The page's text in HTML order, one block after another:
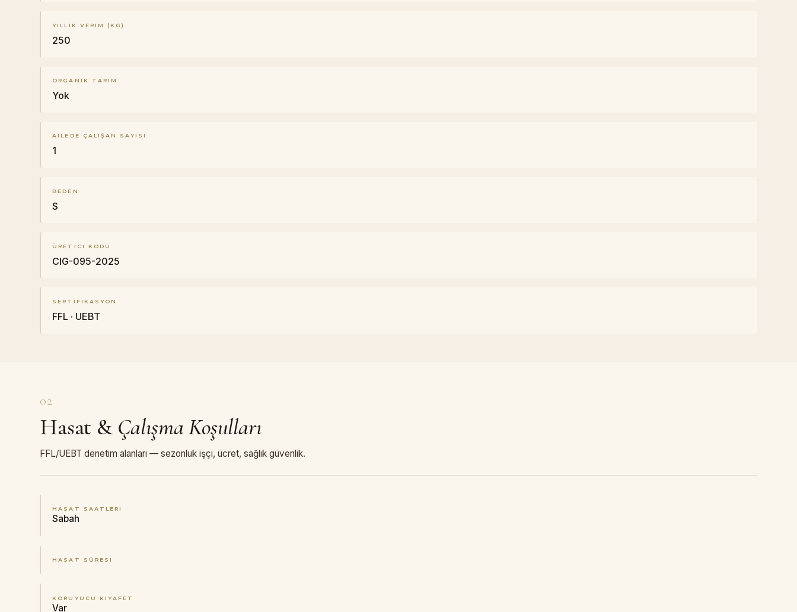
YILLIK VERIM (KG)
250
ORGANIK TARIM
Yok
AILEDE ÇALIŞAN SAYISI
1
BEDEN
S
ÜRETICI KODU
CIG-095-2025
SERTIFIKASYON
FFL · UEBT
02
Hasat & Çalışma Koşulları
FFL/UEBT denetim alanları — sezonluk işçi, ücret, sağlık güvenlik.
HASAT SAATLERI
Sabah
HASAT SÜRESI
KORUYUCU KIYAFET
Var